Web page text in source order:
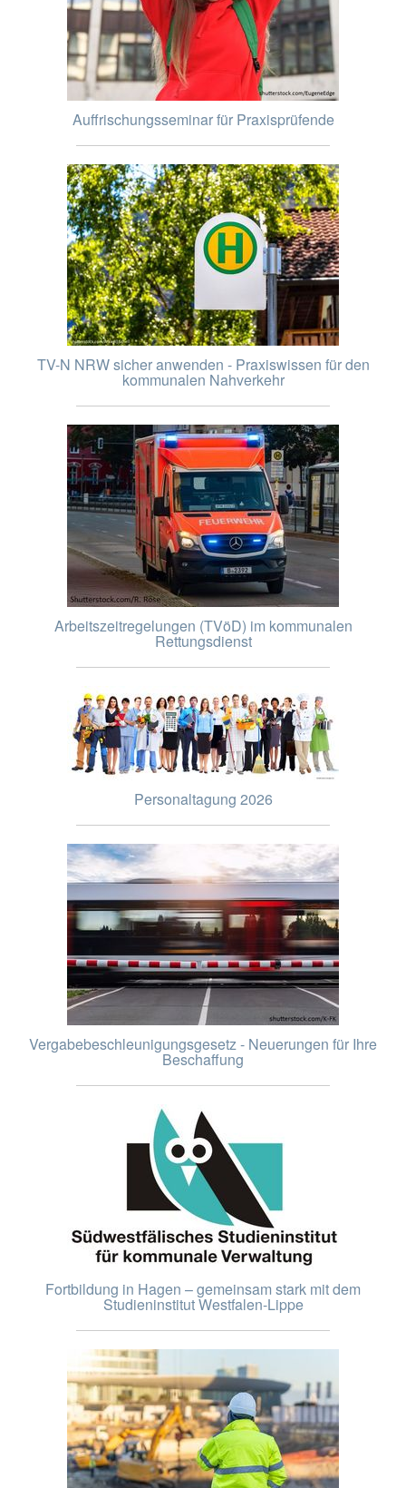
Auffrischungsseminar für Praxisprüfende
TV-N NRW sicher anwenden - Praxiswissen für den
kommunalen Nahverkehr
Arbeitszeitregelungen (TVöD) im kommunalen
Rettungsdienst
Personaltagung 2026
Vergabebeschleunigungsgesetz - Neuerungen für Ihre
Beschaffung
Fortbildung in Hagen – gemeinsam stark mit dem
Studieninstitut Westfalen-Lippe